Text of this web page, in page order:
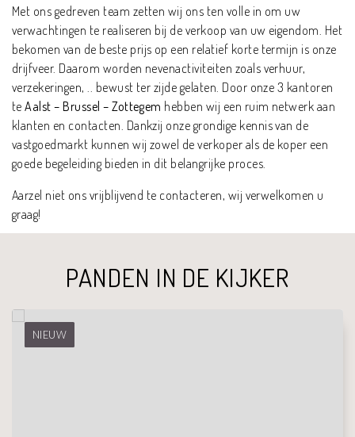
Met ons gedreven team zetten wij ons ten volle in om uw
verwachtingen te realiseren bij de verkoop van uw eigendom. Het
bekomen van de beste prijs op een relatief korte termijn is onze
drijfveer. Daarom worden nevenactiviteiten zoals verhuur,
verzekeringen, .. bewust ter zijde gelaten. Door onze 3 kantoren
teAalst – Brussel – Zottegem hebben wij een ruim netwerk aan
klanten en contacten. Dankzij onze grondige kennis van de
vastgoedmarkt kunnen wij zowel de verkoper als de koper een
goede begeleiding bieden in dit belangrijke proces.
Aarzel niet ons vrijblijvend te contacteren, wij verwelkomen u
graag!
PANDEN IN DE KIJKER
NIEUW